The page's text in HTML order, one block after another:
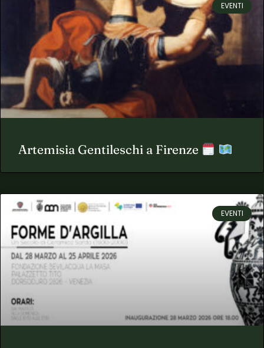
EVENTI
Artemisia Gentileschi a Firenze
EVENTI